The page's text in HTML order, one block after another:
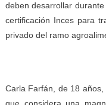
deben desarrollar
certificación Inces para
privado del ramo
Carla Farfán, de 18